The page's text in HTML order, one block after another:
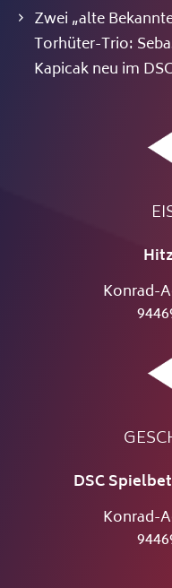
Zwei „alte
Torhüter-Trio:
Kapicak neu im
Konrad-
DSC
Konrad-